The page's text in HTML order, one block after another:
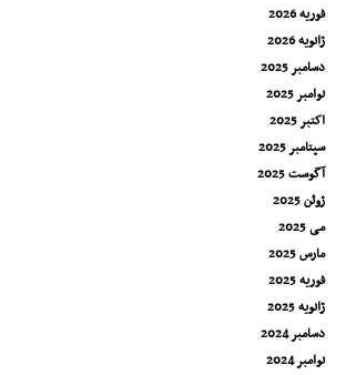
فوریه 2026
ژانویه 2026
دسامبر 2025
نوامبر 2025
اکتبر 2025
سپتامبر 2025
آگوست 2025
ژوئن 2025
می 2025
مارس 2025
فوریه 2025
ژانویه 2025
دسامبر 2024
نوامبر 2024